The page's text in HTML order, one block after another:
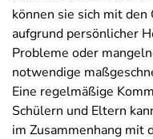
können sie sich mit den
aufgrund persönlicher
Probleme oder
notwendige
Eine regelmäßige
Schülern und Eltern
im Zusammenhang mit